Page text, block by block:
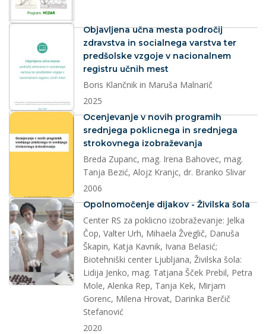
dokument
Objavljena učna mesta področij
zdravstva in socialnega varstva ter
predšolske vzgoje v nacionalnem
registru učnih mest
Boris Klančnik in Maruša Malnarič
2025
dokument
Ocenjevanje v novih programih
srednjega poklicnega in srednjega
strokovnega izobraževanja
Breda Zupanc, mag. Irena Bahovec, mag.
Tanja Bezić, Alojz Kranjc, dr. Branko Slivar
2006
splet
Opolnomočenje dijakov - Živilska šola
Center RS za poklicno izobraževanje: Jelka
Čop, Valter Urh, Mihaela Žveglič, Danuša
Škapin, Katja Kavnik, Ivana Belasić;
Biotehniški center Ljubljana, Živilska šola:
Lidija Jenko, mag. Tatjana Šček Prebil, Petra
Mole, Alenka Rep, Tanja Kek, Mirjam
Gorenc, Milena Hrovat, Darinka Berčič
Stefanović
2020